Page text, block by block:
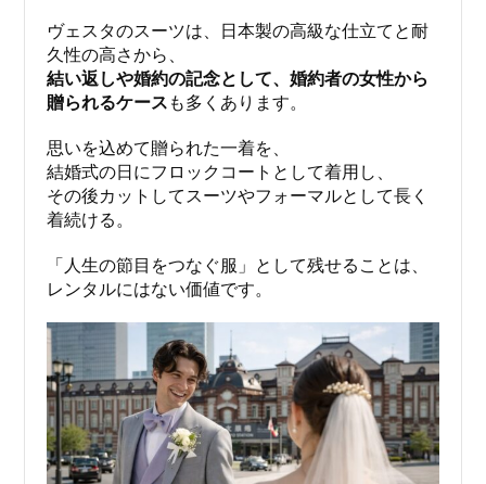
ヴェスタのスーツは、日本製の高級な仕立てと耐
久性の高さから、
結い返しや婚約の記念として、婚約者の女性から
贈られるケースも多くあります。
思いを込めて贈られた一着を、
結婚式の日にフロックコートとして着用し、
その後カットしてスーツやフォーマルとして長く
着続ける。
「人生の節目をつなぐ服」として残せることは、
レンタルにはない価値です。